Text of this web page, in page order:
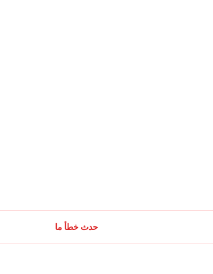
حدث خطأ ما